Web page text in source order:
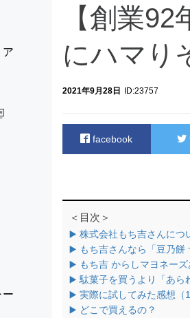
【創業
にハマり
2021年9月28日 ID:23757
facebook
＜目次＞
▶️ 株式会社もち吉さんにつ
▶️ もち吉さんなら「豆乃餅
▶️ もち吉 からしマヨネーズ
▶️ 駄菓子を買うより「あら
▶️ 実際に試してみた感想（1
▶️ どこで買えるの？